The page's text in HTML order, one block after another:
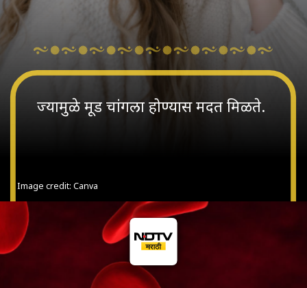
ज्यामुळे मूड चांगला होण्यास मदत मिळते.
Image credit: Canva